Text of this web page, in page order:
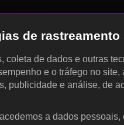
de rastreamento
de dados e outras
e o tráfego no
publicidade e análise, de
a dados